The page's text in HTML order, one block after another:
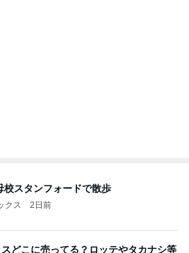
校スタンフォードで散歩
クス 2日前
どこに売ってる？ロッテやタカナシ等